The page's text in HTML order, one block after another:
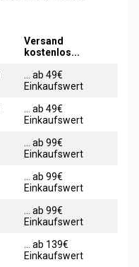
Versand
kostenlos...
... ab 49€
Einkaufswert
... ab 49€
Einkaufswert
... ab 99€
Einkaufswert
... ab 99€
Einkaufswert
... ab 99€
Einkaufswert
... ab 139€
Einkaufswert